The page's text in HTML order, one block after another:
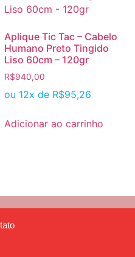
Aplique Tic Tac – Cabelo
Humano Preto Tingido
Liso 60cm – 120gr
R$940,00
ou 12x de R$95,26
Adicionar ao carrinho